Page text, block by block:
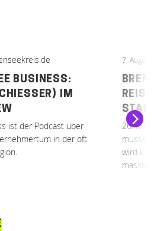
BUSINESS:
IM
ist der Podcast über
in der oft
7.
26. Mai 2026 Brenner
wird